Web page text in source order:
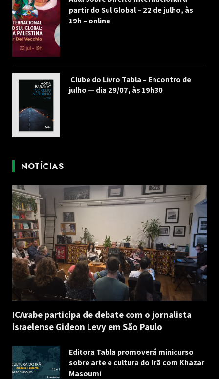
partir do Sul Global – 22 de julho, às
19h – online
Clube do Livro Tabla – Encontro de
julho — dia 29/07, às 19h30
NOTÍCIAS
ICArabe participa de debate com o jornalista
israelense Gideon Levy em São Paulo
Editora Tabla promoverá minicurso
sobre arte e cultura do Irã com Khazar
Masoumi